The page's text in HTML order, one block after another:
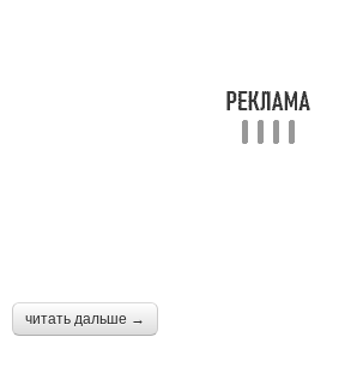
читать дальше →